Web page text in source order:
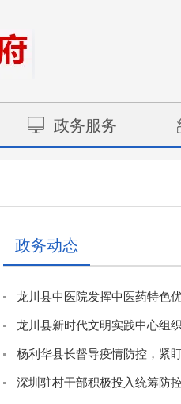
政务服务
政务动态
龙川县中医院发挥中医药特色
龙川县新时代文明实践中心组
杨利华县长督导疫情防控，紧
深圳驻村干部积极投入统筹防